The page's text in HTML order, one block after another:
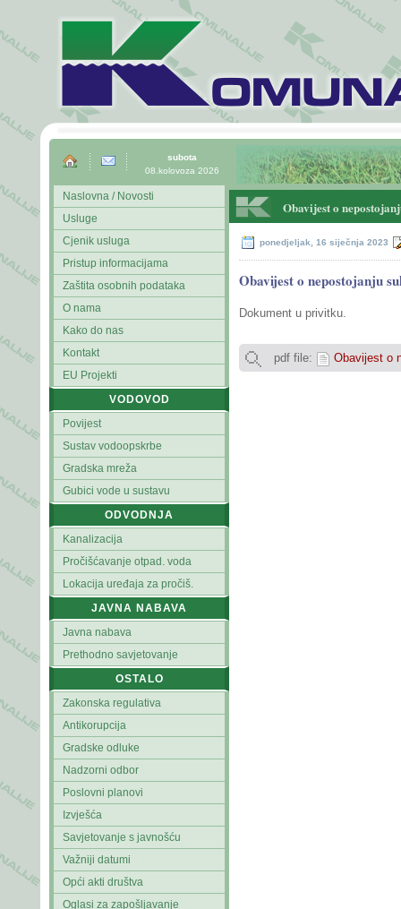
subota
08.kolovoza 2026
Naslovna / Novosti
Usluge
Cjenik usluga
Pristup informacijama
Zaštita osobnih podataka
O nama
Kako do nas
Kontakt
EU Projekti
VODOVOD
Povijest
Sustav vodoopskrbe
Gradska mreža
Gubici vode u sustavu
ODVODNJA
Kanalizacija
Pročišćavanje otpad. voda
Lokacija uređaja za pročiš.
JAVNA NABAVA
Javna nabava
Prethodno savjetovanje
OSTALO
Zakonska regulativa
Antikorupcija
Gradske odluke
Nadzorni odbor
Poslovni planovi
Izvješća
Savjetovanje s javnošću
Važniji datumi
Opći akti društva
Oglasi za zapošljavanje
Obavijest o
ponedjeljak, 16 siječnja 2023
Obavijest o nepostojanju
Dokument u privitku.
pdf file: Obavijest o